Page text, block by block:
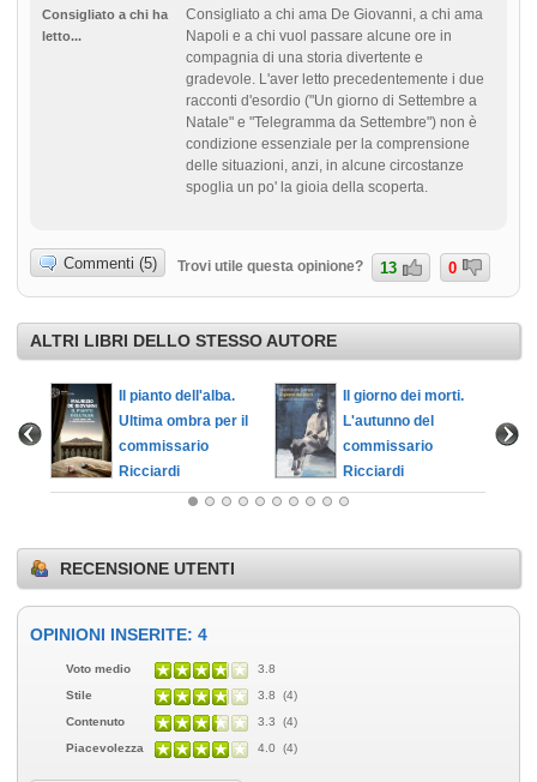
Consigliato a chi ha
letto...
Consigliato a chi ama De Giovanni, a chi ama
Napoli e a chi vuol passare alcune ore in
compagnia di una storia divertente e
gradevole. L'aver letto precedentemente i due
racconti d'esordio ("Un giorno di Settembre a
Natale" e "Telegramma da Settembre") non è
condizione essenziale per la comprensione
delle situazioni, anzi, in alcune circostanze
spoglia un po' la gioia della scoperta.
Commenti (5) Trovi utile questa opinione? 13 0
ALTRI LIBRI DELLO STESSO AUTORE
Il pianto dell'alba.
Ultima ombra per il
commissario
Ricciardi
Il giorno dei morti.
L'autunno del
commissario
Ricciardi
RECENSIONE UTENTI
OPINIONI INSERITE: 4
Voto medio
3.8
Stile
3.8 (4)
Contenuto
3.3 (4)
Piacevolezza
4.0 (4)